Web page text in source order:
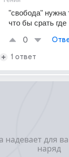
"свобода" нужна
что бы срать где
0
1 ответ